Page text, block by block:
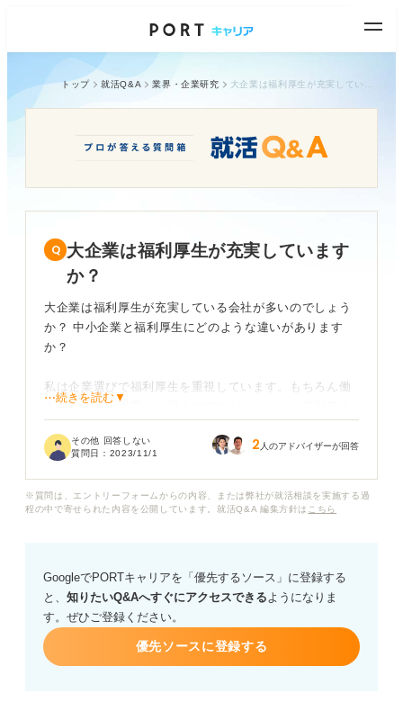
トップ 就活Q&A 業界・企業研究
大企業は福利厚生が充実しています
か？
大企業は福利厚生が充実している会社が多いのでしょう
か？ 中小企業と福利厚生にどのような違いがあります
か？
私は企業選びで福利厚生を重視しています。もちろん働
きがいとかも重要だと思うのですが、やっぱり福利厚生
まいます。
でしょうか。大企業ではどんな福利厚生がありますか？
す。
⋯続きを読む▼
その他 回答しない
質問日： 2023/11/1 2 人のアドバイザーが回答
※質問は、エントリーフォームからの内容、または弊社が就活相談を実施する過
程の中で寄せられた内容を公開しています。就活Q&A 編集方針は こちら
GoogleでPORTキャリアを「優先するソース」に登録する
と、 知りたいQ&Aへすぐにアクセスできるようになりま
す。ぜひご登録ください。
優先ソースに登録する